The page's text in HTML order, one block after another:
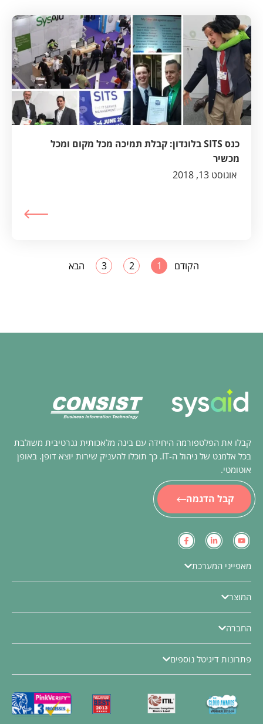
כנס SITS בלונדון: קבלת תמיכה מכל מקום ומכל
מכשיר
אוגוסט 13, 2018
הקודם 1
2
3 הבא
קבלו את הפלטפורמה היחידה עם בינה מלאכותית גנרטיבית משולבת
בכל אלמנט של ניהול ה-IT. כך תוכלו להעניק שירות יוצא דופן. באופן
אוטומטי.
קבל הדגמה
מאפייני המערכת
המוצר
החברה
פתרונות דיגיטל נוספים